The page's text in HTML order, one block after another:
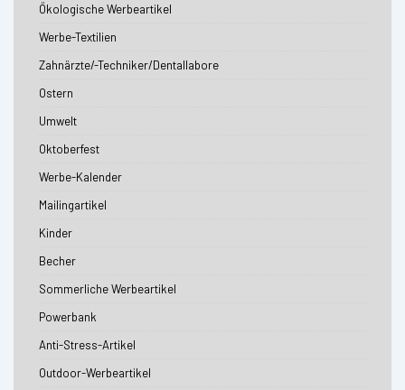
Ökologische Werbeartikel
Werbe-Textilien
Zahnärzte/-Techniker/Dentallabore
Ostern
Umwelt
Oktoberfest
Werbe-Kalender
Mailingartikel
Kinder
Becher
Sommerliche Werbeartikel
Powerbank
Anti-Stress-Artikel
Outdoor-Werbeartikel